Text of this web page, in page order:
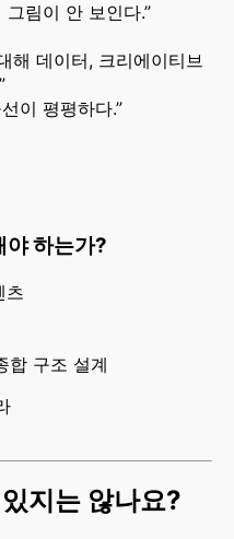
림이 안 보인다.”
해 데이터, 크리에이티브
이 평평하다.”
야 하는가?
츠
합 구조 설계
지는 않나요?